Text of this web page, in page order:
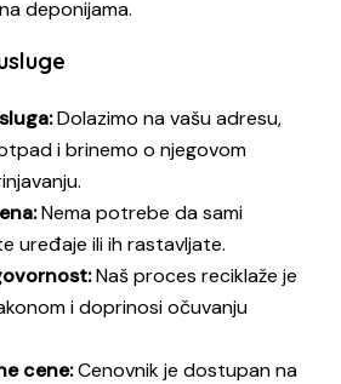
deponijama.
Dolazimo na vašu adresu,
i brinemo o njegovom
Nema potrebe da sami
uređaje ili ih rastavljate.
Naš proces reciklaže je
i doprinosi očuvanju
cene:Cenovnik je dostupan na